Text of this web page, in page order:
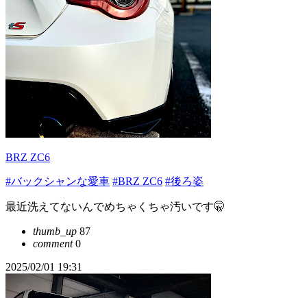
BRZ ZC6
#バックシャンな愛車 #BRZ ZC6 #後ろ姿
最近洗えてないんでめちゃくちゃ汚いです🤫
thumb_up 87
comment0
2025/02/01 19:31